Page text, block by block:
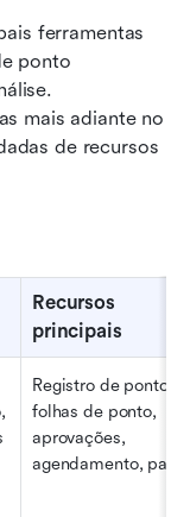
ferramentas
ponto
mais adiante no
de recursos
Recursos
principais
Registro de ponto,
folhas de ponto,
aprovações,
agendamento,